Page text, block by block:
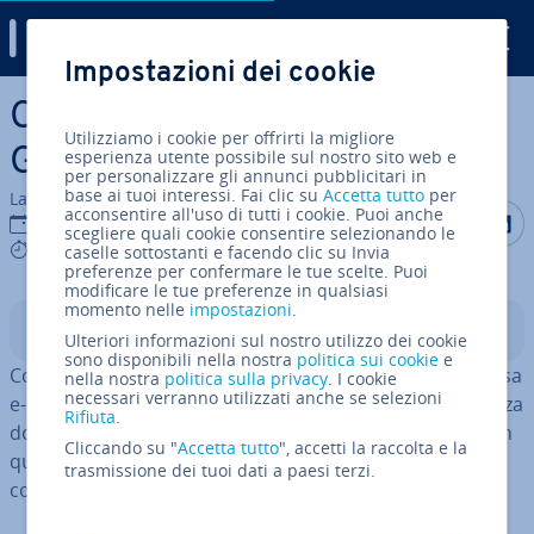
Vai al contenuto prin­ci­pa­le
Creare una mailing list su
Gmail - istru­zio­ni
La redazione di IONOS
20 dic 2022
5 mins
Condividi
Indice
Con una mailing list su Gmail, è possibile inviare la stessa
e-mail adiversi de­sti­na­ta­ricon­tem­po­ra­nea­men­te senza
dover digitare tutti gli indirizzi e-mail in­di­vi­dual­men­te. In
questo articolo, im­pa­re­re­te esat­ta­men­te come crearla
con istru­zio­ni det­ta­glia­te.
Impostazioni dei cookie
Utilizziamo i cookie per offrirti la migliore
esperienza utente possibile sul nostro sito web e
per personalizzare gli annunci pubblicitari in
base ai tuoi interessi. Fai clic suAccetta tutto per
acconsentire all'uso di tutti i cookie. Puoi anche
scegliere quali cookie consentire selezionando le
caselle sottostanti e facendo clic su Invia
preferenze per confermare le tue scelte. Puoi
modificare le tue preferenze in qualsiasi
momento nelle impostazioni.
Ulteriori informazioni sul nostro utilizzo dei cookie
sono disponibili nella nostra politica sui cookie e
nella nostra politica sulla privacy. I cookie
necessari verranno utilizzati anche se selezioni
Rifiuta.
Cliccando su "Accetta tutto", accetti la raccolta e la
trasmissione dei tuoi dati a paesi terzi.